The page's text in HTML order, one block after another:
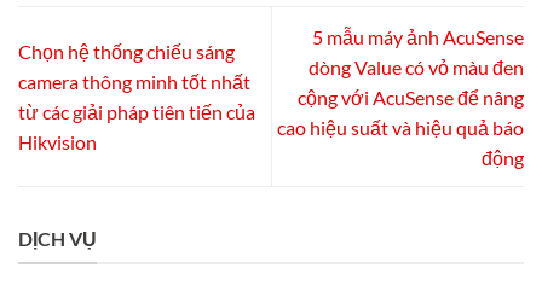
Chọn hệ thống chiếu sáng
camera thông minh tốt nhất
từ ​​các giải pháp tiên tiến của
Hikvision
5 mẫu máy ảnh AcuSense
dòng Value có vỏ màu đen
cộng với AcuSense để nâng
cao hiệu suất và hiệu quả báo
động
DỊCH VỤ